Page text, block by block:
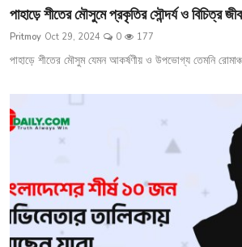
পাহাড়ে শীতের মৌসুমে ‍প্রকৃতির সৌন্দর্য ও বিচিত্র
Pritmoy Oct 29, 2024 0 177
পাহাড়ে শীতের মৌসুম যেমন আকর্ষণীয় ও উপভোগ্য তেমনি